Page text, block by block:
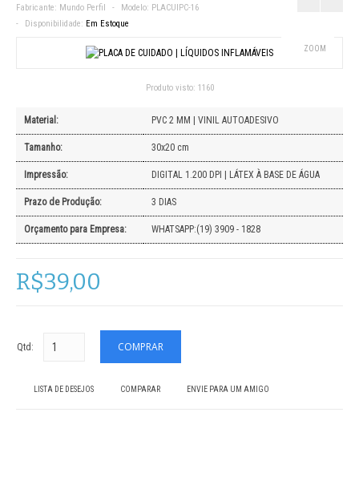
Fabricante: Mundo Perfil Modelo: PLACUIPC-16
Disponibilidade: Em Estoque
ZOOM
Produto visto: 1160
Material: PVC 2 MM | VINIL AUTOADESIVO
Tamanho: 30x20 cm
Impressão: DIGITAL 1.200 DPI | LÁTEX À BASE DE ÁGUA
Prazo de Produção: 3 DIAS
Orçamento para Empresa: WHATSAPP:(19) 3909 - 1828
R$39,00
Qtd:
LISTA DE DESEJOS COMPARAR ENVIE PARA UM AMIGO